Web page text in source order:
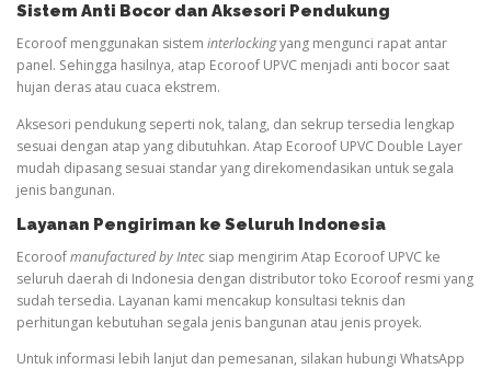
Sistem Anti Bocor dan Aksesori Pendukung
Ecoroof menggunakan sistem interlockingyang mengunci rapat antar
panel. Sehingga hasilnya, atap Ecoroof UPVC menjadi anti bocor saat
hujan deras atau cuaca ekstrem.
Aksesori pendukung seperti nok, talang, dan sekrup tersedia lengkap
sesuai dengan atap yang dibutuhkan. Atap Ecoroof UPVC Double Layer
mudah dipasang sesuai standar yang direkomendasikan untuk segala
jenis bangunan.
Layanan Pengiriman ke Seluruh Indonesia
Ecoroofmanufactured by Intec siap mengirim Atap Ecoroof UPVC ke
seluruh daerah di Indonesia dengan distributor toko Ecoroof resmi yang
sudah tersedia. Layanan kami mencakup konsultasi teknis dan
perhitungan kebutuhan segala jenis bangunan atau jenis proyek.
Untuk informasi lebih lanjut dan pemesanan, silakan hubungi WhatsApp